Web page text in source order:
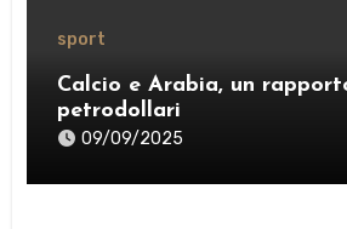
sport
Calcio e Arabia, un
petrodollari
09/09/2025